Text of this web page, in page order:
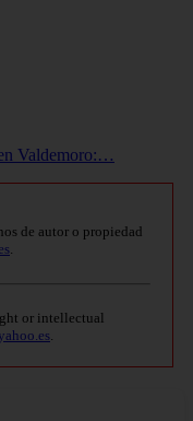
Valdemoro:…
de autor o propiedad
.
or intellectual
.